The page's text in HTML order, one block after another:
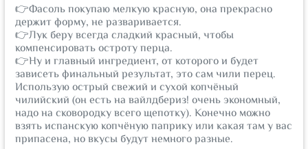
👉Фасоль покупаю мелкую красную, она прекрасно
держит форму, не разваривается.
👉Лук беру всегда сладкий красный, чтобы
компенсировать остроту перца.
👉Ну и главный ингредиент, от которого и будет
зависеть финальный результат, это сам чили перец.
Использую острый свежий и сухой копчёный
чилийский (он есть на вайлдбериз! очень экономный,
надо на сковородку всего щепотку). Конечно можно
взять испанскую копчёную паприку или какая там у вас
припасена, но вкусы будут немного разные.